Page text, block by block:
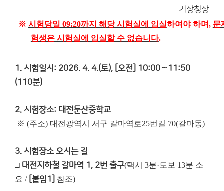
기 상청장
※ 시험당일 09:20까지 해당 시험실에 입실하여야 하며, 문
험생은 시험실에 입실할 수 없습니다.
1. 시험일시: 2026. 4. 4.(토), [오전] 10:00～11:50
(110분)
2. 시험장소: 대전둔산중학교
※ (주소) 대전광역시 서구 갈마역로25번길 70(갈마동)
3. 시험장소 오시는 길
□ 대전지하철 갈마역 1, 2번 출구(택시 3분·도보 13분 소
요 / [붙임1] 참조)